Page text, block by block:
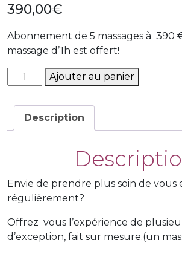
390,00€
Abonnement de 5 massages à 390
massage d’1h est offert!
quantité
de
Abonnement
massage
évasion
(homme/femme)
Ajouter au panier
Description
Envie de prendre plus soin de vous
régulièrement?
Offrez vous l’expérience de
d’exception, fait sur mesure.(un